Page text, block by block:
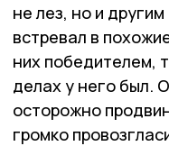
не лез, но и
встревал в
них победителем,
делах у него был.
осторожно
громко